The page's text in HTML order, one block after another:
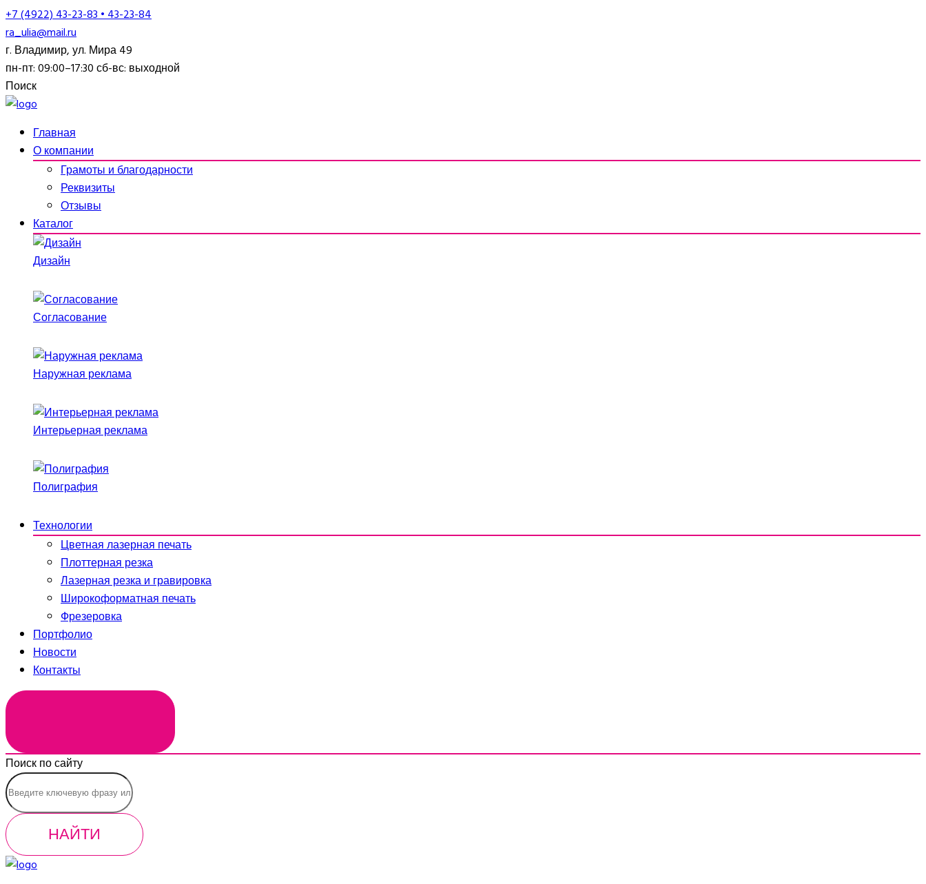
+7 (4922) 43-23-83 • 43-23-84
ra_ulia@mail.ru
г. Владимир, ул. Мира 49
пн-пт: 09:00–17:30 сб-вс: выходной
Поиск
Главная
О компании
Грамоты и благодарности
Реквизиты
Отзывы
Каталог
Дизайн
Согласование
Наружная реклама
Интерьерная реклама
Полиграфия
Технологии
Цветная лазерная печать
Плоттерная резка
Лазерная резка и гравировка
Широкоформатная печать
Фрезеровка
Портфолио
Новости
Контакты
Поиск по сайту
НАЙТИ